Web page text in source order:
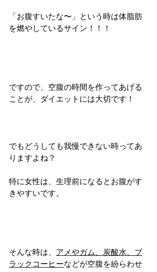
「お腹すいたな〜」という時は体脂肪
を燃やしているサイン！！！
ですので、空腹の時間を作ってあげる
ことが、ダイエットには大切です！
でもどうしても我慢できない時ってあ
りますよね？
特に女性は、生理前になるとお腹がす
きやすいです。
そんな時は、 アメやガム、炭酸水、ブ
ラックコーヒーなどが空腹を紛らわせ